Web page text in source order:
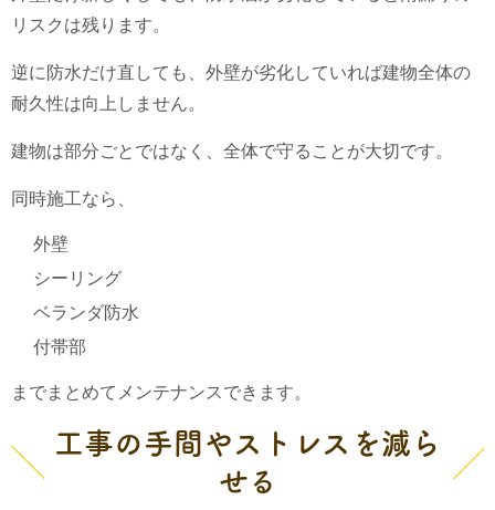
リスクは残ります。
逆に防水だけ直しても、外壁が劣化していれば建物全体の
耐久性は向上しません。
建物は部分ごとではなく、全体で守ることが大切です。
同時施工なら、
外壁
シーリング
ベランダ防水
付帯部
までまとめてメンテナンスできます。
工事の手間やストレスを減ら
せる